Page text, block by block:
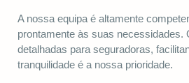
A nossa equipa é altamente
prontamente às suas necessidades.
detalhadas para seguradoras,
tranquilidade é a nossa prioridade.